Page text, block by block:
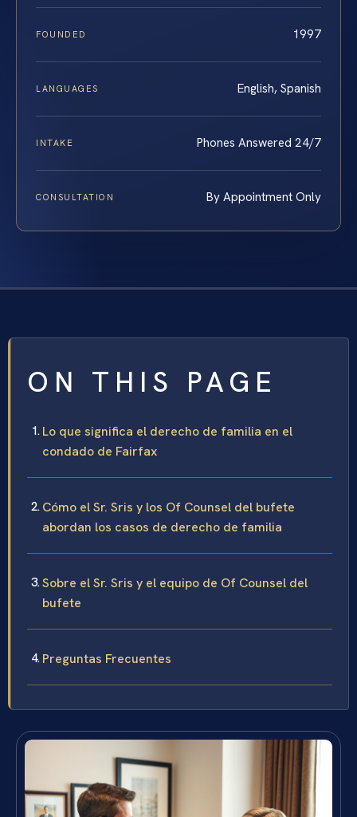
FOUNDED 1997
LANGUAGES English, Spanish
INTAKE Phones Answered 24/7
CONSULTATION By Appointment Only
ON THIS PAGE
Lo que significa el derecho de familia en el
condado de Fairfax
Cómo el Sr. Sris y los Of Counsel del bufete
abordan los casos de derecho de familia
Sobre el Sr. Sris y el equipo de Of Counsel del
bufete
Preguntas Frecuentes